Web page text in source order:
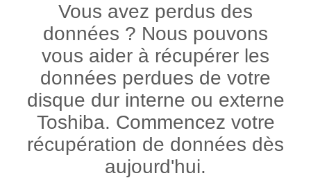
Vous avez perdus des
données ? Nous pouvons
vous aider à récupérer les
données perdues de votre
disque dur interne ou externe
Toshiba. Commencez votre
récupération de données dès
aujourd'hui.